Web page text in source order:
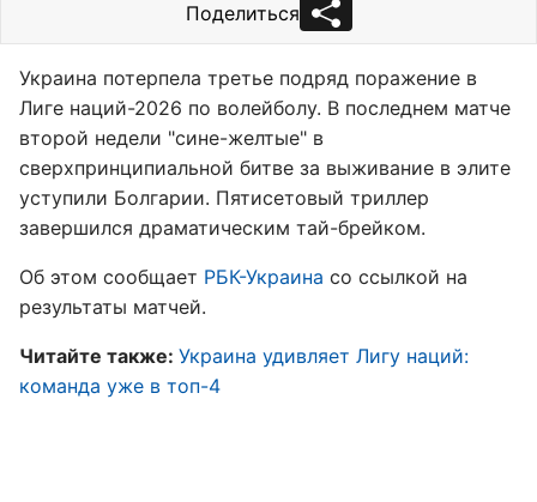
Поделиться
Украина потерпела третье подряд поражение в
Лиге наций-2026 по волейболу. В последнем матче
второй недели "сине-желтые" в
сверхпринципиальной битве за выживание в элите
уступили Болгарии. Пятисетовый триллер
завершился драматическим тай-брейком.
Об этом сообщает РБК-Украина со ссылкой на
результаты матчей.
Читайте также: Украина удивляет Лигу наций:
команда уже в топ-4